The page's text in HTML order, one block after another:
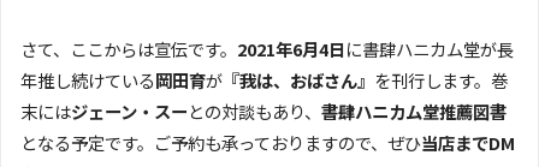
さて、ここからは宣伝です。 2021年6月4日に書肆ハニカム堂が長
年推し続けている岡田育が 『我は、おばさん』 を刊行します。巻
末にはジェーン・スーとの対談もあり、 書肆ハニカム堂推薦図書
となる予定です。ご予約も承っておりますので、ぜひ当店までDM